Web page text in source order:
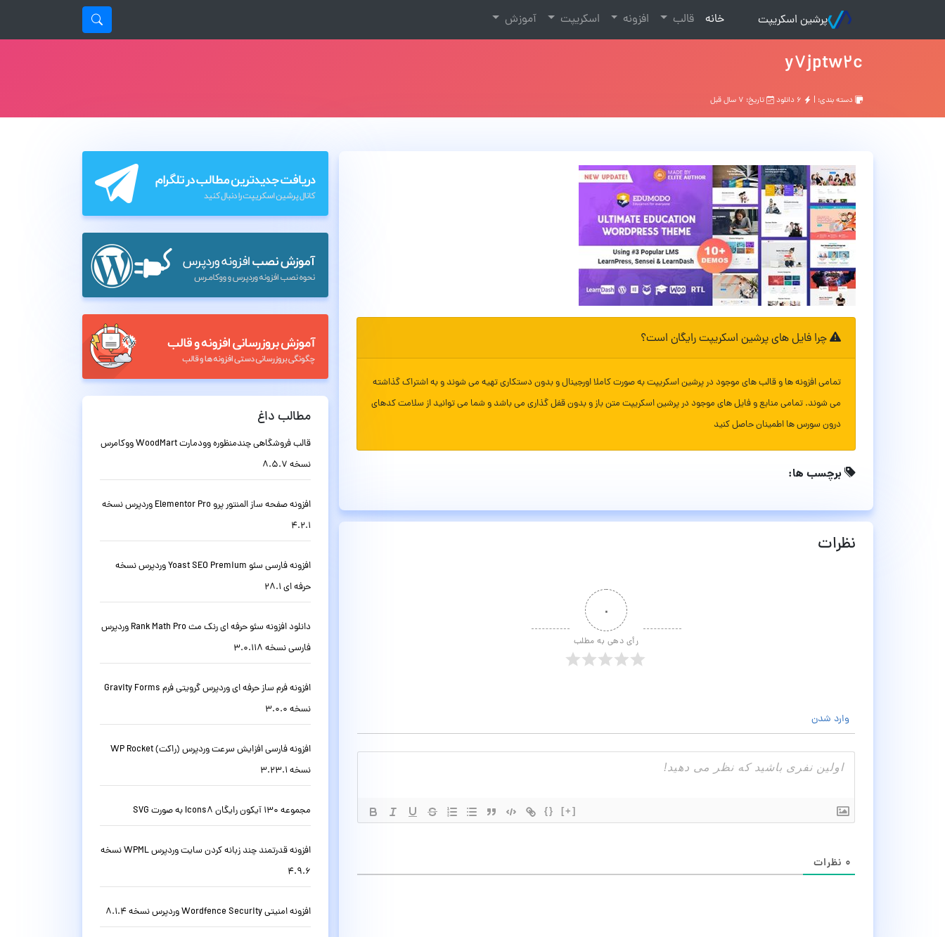
پرشین اسکریپت خانه
(current) قالب افزونه اسکریپت آموزش
y7jptw2c
دسته بندی: | تاریخ: ۷ سال قبل
چرا فایل های پرشین اسکریپت رایگان است؟
تمامی افزونه ها و قالب های موجود در پرشین اسکریپت به صورت کاملا اورجینال و بدون دستکاری تهیه می شوند و به اشتراک گذاشته
می شوند. تمامی منابع و فایل های موجود در پرشین اسکریپت متن باز و بدون قفل گذاری می باشد و شما می توانید از سلامت کدهای
درون سورس ها اطمینان حاصل کنید
برچسب ها:
نظرات
۰
رأی دهی به مطلب
وارد شدن
{} [+]
۰ نظرات
مطالب داغ
قالب فروشگاهی چندمنظوره وودمارت WoodMart ووکامرس
نسخه 8.5.7
افزونه صفحه ساز المنتور پرو Elementor Pro وردپرس نسخه
4.2.1
افزونه فارسی سئو Yoast SEO Premium وردپرس نسخه
حرفه ای 28.1
دانلود افزونه سئو حرفه ای رنک مث Rank Math Pro وردپرس
فارسی نسخه 3.0.118
افزونه فرم ساز حرفه ای وردپرس گرویتی فرم Gravity Forms
نسخه 3.0.0
افزونه فارسی افزایش سرعت وردپرس (راکت) WP Rocket
نسخه 3.23.1
مجموعه 130 آیکون رایگان Icons8 به صورت SVG
افزونه قدرتمند چند زبانه کردن سایت وردپرس WPML نسخه
4.9.6
افزونه امنیتی Wordfence Security وردپرس نسخه 8.1.4